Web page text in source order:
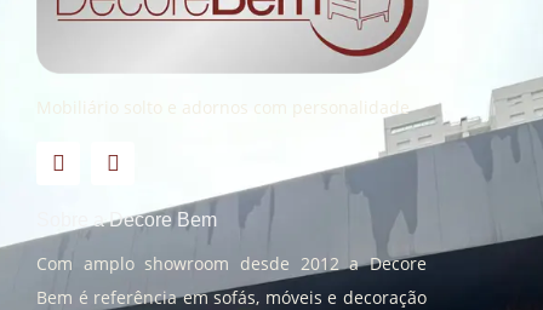
Mobiliário solto e adornos com personalidade
Sobre a Decore Bem
Com amplo showroom desde 2012 a Decore
Bem é referência em sofás, móveis e decoração